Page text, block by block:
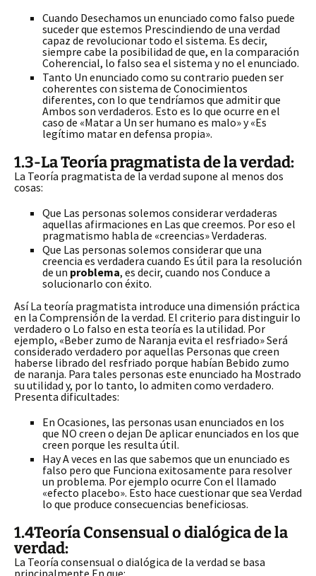
Cuando Desechamos un enunciado como falso puede
suceder que estemos Prescindiendo de una verdad
capaz de revolucionar todo el sistema. Es decir,
siempre cabe la posibilidad de que, en la comparación
Coherencial, lo falso sea el sistema y no el enunciado.
Tanto Un enunciado como su contrario pueden ser
coherentes con sistema de Conocimientos
diferentes, con lo que tendríamos que admitir que
Ambos son verdaderos. Esto es lo que ocurre en el
caso de «Matar a Un ser humano es malo» y «Es
legítimo matar en defensa propia».
1.3-La Teoría pragmatista de la verdad:
La Teoría pragmatista de la verdad supone al menos dos
cosas:
Que Las personas solemos considerar verdaderas
aquellas afirmaciones en Las que creemos. Por eso el
pragmatismo habla de «creencias» Verdaderas.
Que Las personas solemos considerar que una
creencia es verdadera cuando Es útil para la resolución
de un problema, es decir, cuando nos Conduce a
solucionarlo con éxito.
Así La teoría pragmatista introduce una dimensión práctica
en la Comprensión de la verdad. El criterio para distinguir lo
verdadero o Lo falso en esta teoría es la utilidad. Por
ejemplo, «Beber zumo de Naranja evita el resfriado» Será
considerado verdadero por aquellas Personas que creen
haberse librado del resfriado porque habían Bebido zumo
de naranja. Para tales personas este enunciado ha Mostrado
su utilidad y, por lo tanto, lo admiten como verdadero.
Presenta dificultades:
En Ocasiones, las personas usan enunciados en los
que NO creen o dejan De aplicar enunciados en los que
creen porque les resulta útil.
Hay A veces en las que sabemos que un enunciado es
falso pero que Funciona exitosamente para resolver
un problema. Por ejemplo ocurre Con el llamado
«efecto placebo». Esto hace cuestionar que sea Verdad
lo que produce consecuencias beneficiosas.
1.4Teoría Consensual o dialógica de la
verdad:
La Teoría consensual o dialógica de la verdad se basa
principalmente En que: